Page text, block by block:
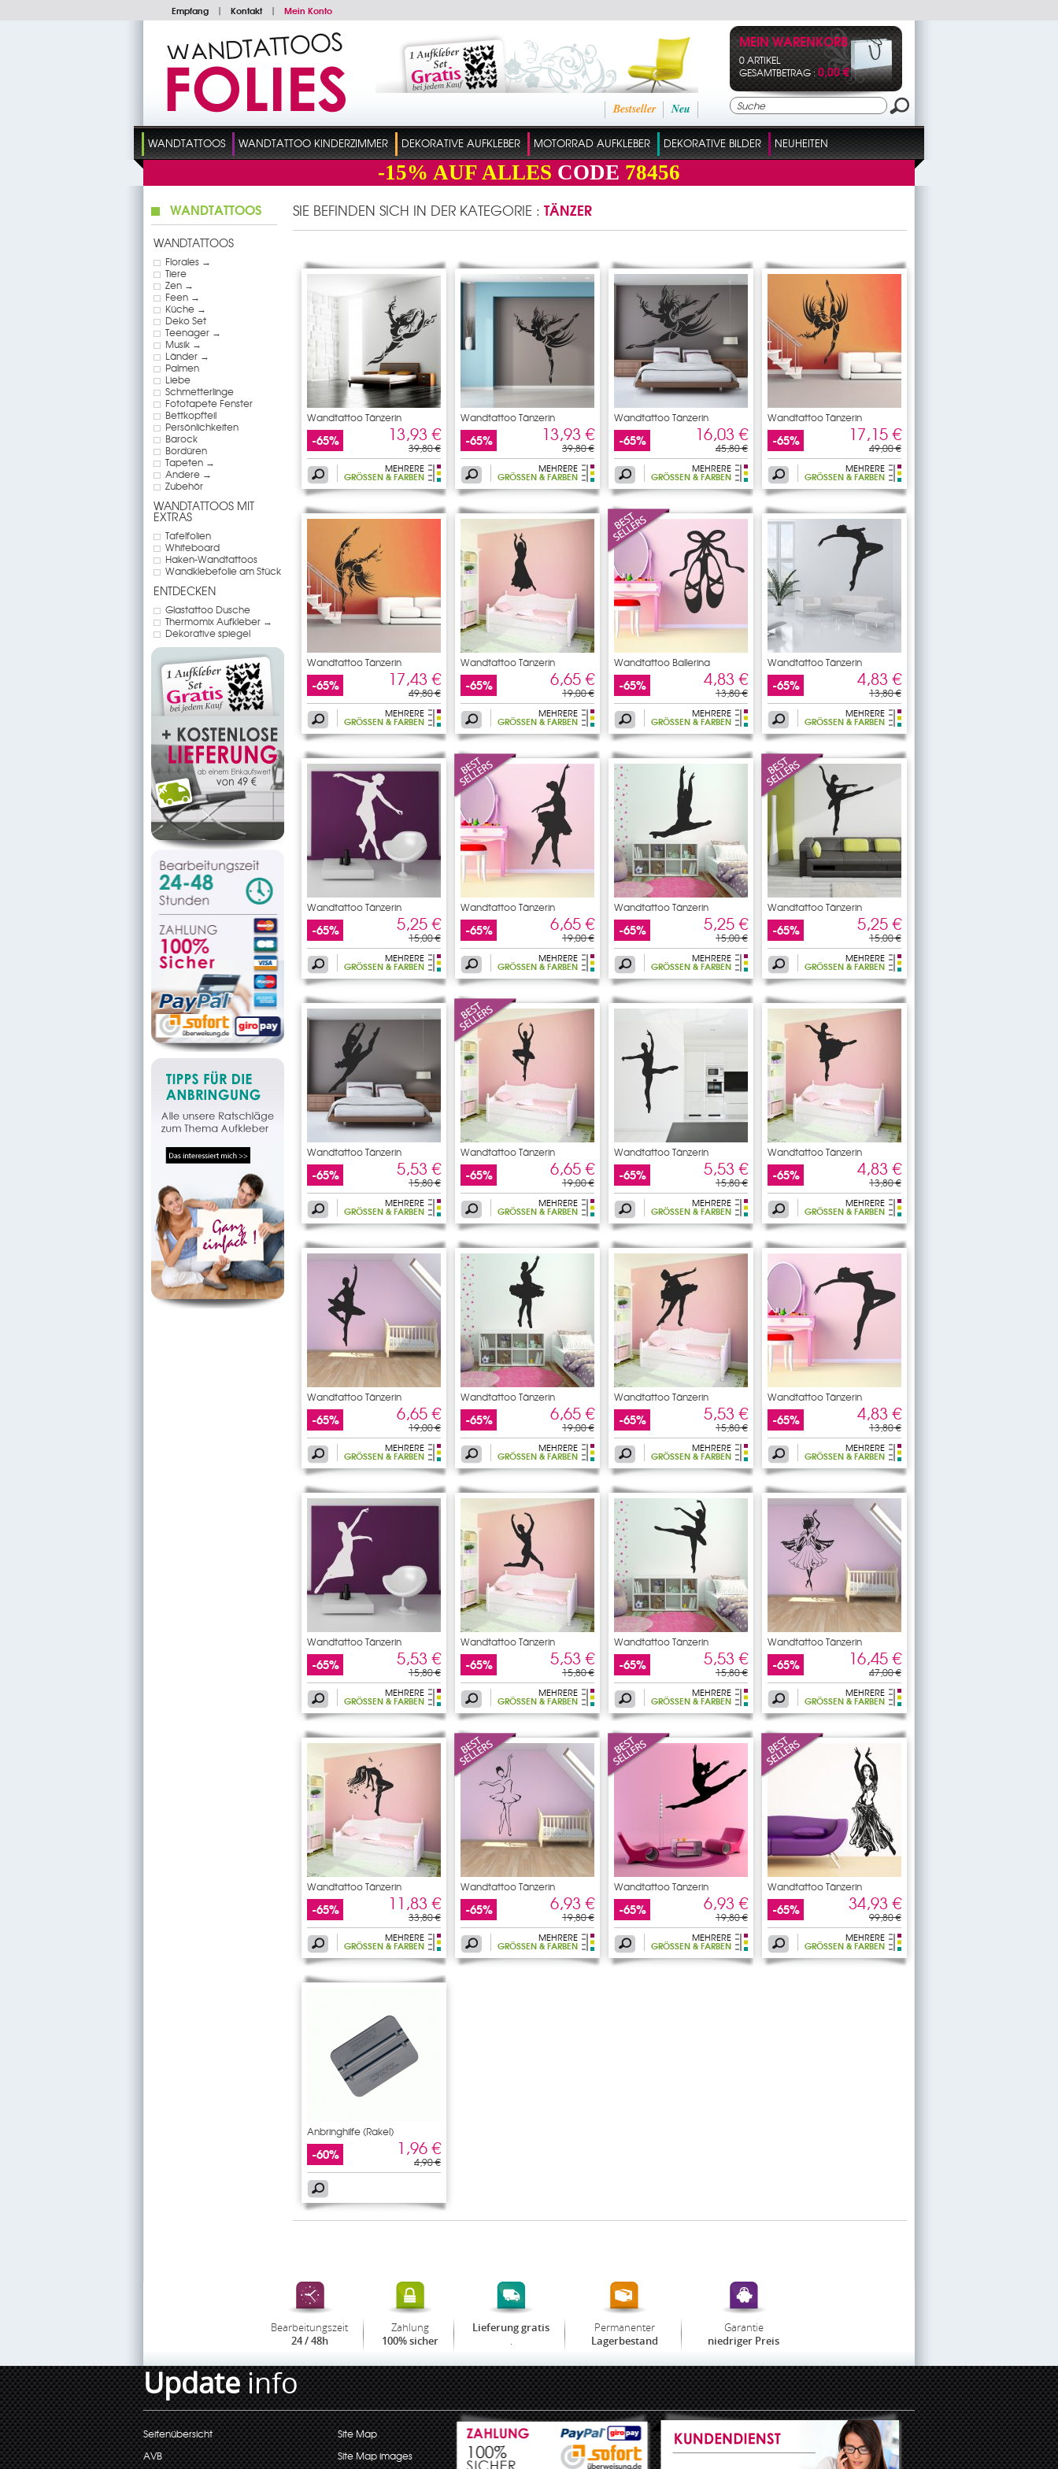
Empfang | Kontakt | Mein Konto
Neu
Bestseller
MEIN WARENKORB
0 ARTIKEL
GESAMTBETRAG :0,00 €
WANDTATTOOS WANDTATTOO KINDERZIMMER DEKORATIVE AUFKLEBER MOTORRAD AUFKLEBER DEKORATIVE BILDER NEUHEITEN
-15% AUF ALLES CODE 78456
WANDTATTOOS
WANDTATTOOS
Florales →
Tiere
Zen →
Feen →
Küche →
Deko Set
Teenager →
Musik →
Länder →
Palmen
Liebe
Schmetterlinge
Fototapete Fenster
Bettkopfteil
Persönlichkeiten
Barock
Bordüren
Tapeten →
Andere →
Zubehör
WANDTATTOOS MIT
EXTRAS
Tafelfolien
Whiteboard
Haken-Wandtattoos
Wandklebefolie am Stück
ENTDECKEN
Glastattoo Dusche
Thermomix Aufkleber →
Dekorative spiegel
SIE BEFINDEN SICH IN DER KATEGORIE : TÄNZER
Wandtattoo Tänzerin
-65% 13,93 €
39,80 €
MEHRERE
GRÖSSEN & FARBEN
Wandtattoo Tänzerin
-65% 13,93 €
39,80 €
MEHRERE
GRÖSSEN & FARBEN
Wandtattoo Tänzerin
-65% 16,03 €
45,80 €
MEHRERE
GRÖSSEN & FARBEN
Wandtattoo Tänzerin
-65% 17,15 €
49,00 €
MEHRERE
GRÖSSEN & FARBEN
Wandtattoo Tänzerin
-65% 17,43 €
49,80 €
MEHRERE
GRÖSSEN & FARBEN
Wandtattoo Tänzerin
-65% 6,65 €
19,00 €
MEHRERE
GRÖSSEN & FARBEN
Wandtattoo Ballerina
-65% 4,83 €
13,80 €
MEHRERE
GRÖSSEN & FARBEN
Wandtattoo Tänzerin
-65% 4,83 €
13,80 €
MEHRERE
GRÖSSEN & FARBEN
Wandtattoo Tänzerin
-65% 5,25 €
15,00 €
MEHRERE
GRÖSSEN & FARBEN
Wandtattoo Tänzerin
-65% 6,65 €
19,00 €
MEHRERE
GRÖSSEN & FARBEN
Wandtattoo Tänzerin
-65% 5,25 €
15,00 €
MEHRERE
GRÖSSEN & FARBEN
Wandtattoo Tänzerin
-65% 5,25 €
15,00 €
MEHRERE
GRÖSSEN & FARBEN
Wandtattoo Tänzerin
-65% 5,53 €
15,80 €
MEHRERE
GRÖSSEN & FARBEN
Wandtattoo Tänzerin
-65% 6,65 €
19,00 €
MEHRERE
GRÖSSEN & FARBEN
Wandtattoo Tänzerin
-65% 5,53 €
15,80 €
MEHRERE
GRÖSSEN & FARBEN
Wandtattoo Tänzerin
-65% 4,83 €
13,80 €
MEHRERE
GRÖSSEN & FARBEN
Wandtattoo Tänzerin
-65% 6,65 €
19,00 €
MEHRERE
GRÖSSEN & FARBEN
Wandtattoo Tänzerin
-65% 6,65 €
19,00 €
MEHRERE
GRÖSSEN & FARBEN
Wandtattoo Tänzerin
-65% 5,53 €
15,80 €
MEHRERE
GRÖSSEN & FARBEN
Wandtattoo Tänzerin
-65% 4,83 €
13,80 €
MEHRERE
GRÖSSEN & FARBEN
Wandtattoo Tänzerin
-65% 5,53 €
15,80 €
MEHRERE
GRÖSSEN & FARBEN
Wandtattoo Tänzerin
-65% 5,53 €
15,80 €
MEHRERE
GRÖSSEN & FARBEN
Wandtattoo Tänzerin
-65% 5,53 €
15,80 €
MEHRERE
GRÖSSEN & FARBEN
Wandtattoo Tänzerin
-65% 16,45 €
47,00 €
MEHRERE
GRÖSSEN & FARBEN
Wandtattoo Tänzerin
-65% 11,83 €
33,80 €
MEHRERE
GRÖSSEN & FARBEN
Wandtattoo Tänzerin
-65% 6,93 €
19,80 €
MEHRERE
GRÖSSEN & FARBEN
Wandtattoo Tänzerin
-65% 6,93 €
19,80 €
MEHRERE
GRÖSSEN & FARBEN
Wandtattoo Tänzerin
-65% 34,93 €
99,80 €
MEHRERE
GRÖSSEN & FARBEN
Anbringhilfe (Rakel)
-60% 1,96 €
4,90 €
Bearbeitungszeit
24 / 48h
Zahlung
100% sicher
Lieferung gratis
.
Permanenter
Lagerbestand
Garantie
niedriger Preis
Updateinfo
Seitenübersicht
AVB
Site Map
Site Map images